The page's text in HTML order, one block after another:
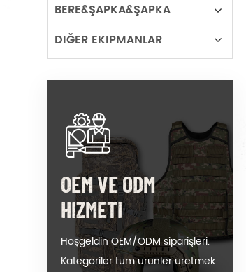
BERE&ŞAPKA&ŞAPKA
DIĞER EKIPMANLAR
OEM VE ODM
HIZMETI
Hoşgeldin OEM/ODM siparişleri.
Kategoriler tüm ürünler üretmek